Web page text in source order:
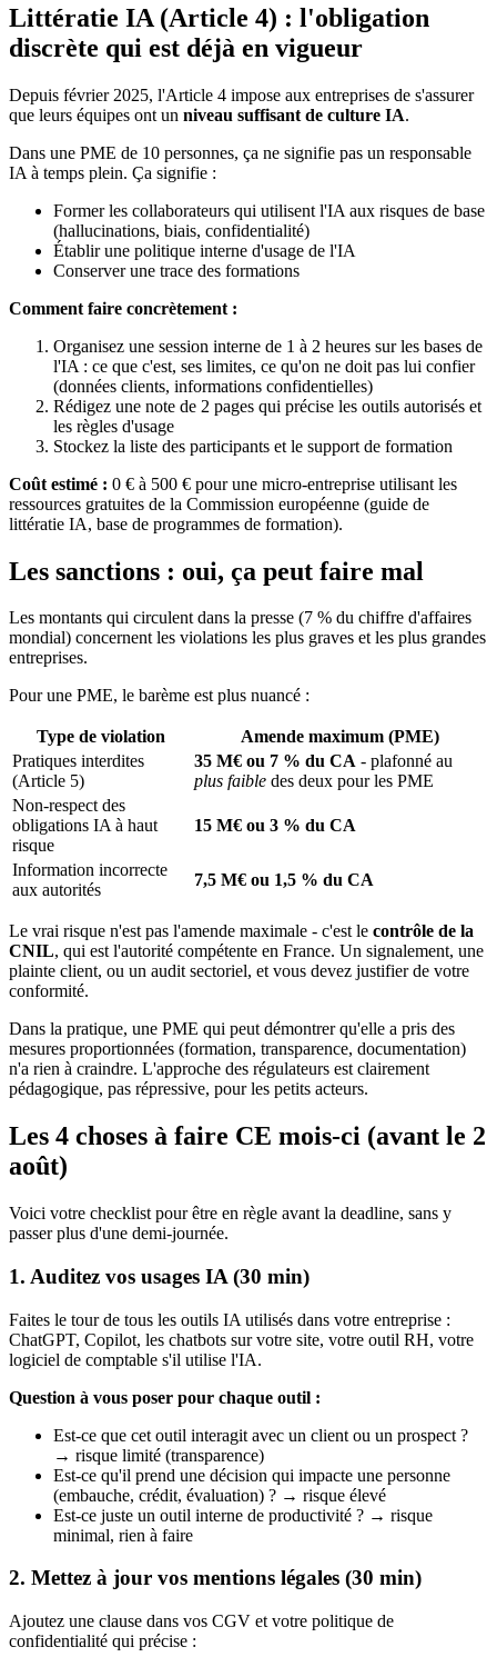
Littératie IA (Article 4) : l'obligation
discrète qui est déjà en vigueur
Depuis février 2025, l'Article 4 impose aux entreprises de s'assurer
que leurs équipes ont un niveau suffisant de culture IA.
Dans une PME de 10 personnes, ça ne signifie pas un responsable
IA à temps plein. Ça signifie :
Former les collaborateurs qui utilisent l'IA aux risques de base
(hallucinations, biais, confidentialité)
Établir une politique interne d'usage de l'IA
Conserver une trace des formations
Comment faire concrètement :
Organisez une session interne de 1 à 2 heures sur les bases de
l'IA : ce que c'est, ses limites, ce qu'on ne doit pas lui confier
(données clients, informations confidentielles)
Rédigez une note de 2 pages qui précise les outils autorisés et
les règles d'usage
Stockez la liste des participants et le support de formation
Coût estimé : 0 € à 500 € pour une micro-entreprise utilisant les
ressources gratuites de la Commission européenne (guide de
littératie IA, base de programmes de formation).
Les sanctions : oui, ça peut faire mal
Les montants qui circulent dans la presse (7 % du chiffre d'affaires
mondial) concernent les violations les plus graves et les plus grandes
entreprises.
Pour une PME, le barème est plus nuancé :
Type de violation
Amende maximum (PME)
Pratiques interdites
(Article 5)
35 M€ ou 7 % du CA - plafonné au
plus faible des deux pour les PME
Non-respect des
obligations IA à haut
risque
15 M€ ou 3 % du CA
Information incorrecte
aux autorités
7,5 M€ ou 1,5 % du CA
Le vrai risque n'est pas l'amende maximale - c'est le contrôle de la
CNIL, qui est l'autorité compétente en France. Un signalement, une
plainte client, ou un audit sectoriel, et vous devez justifier de votre
conformité.
Dans la pratique, une PME qui peut démontrer qu'elle a pris des
mesures proportionnées (formation, transparence, documentation)
n'a rien à craindre. L'approche des régulateurs est clairement
pédagogique, pas répressive, pour les petits acteurs.
Les 4 choses à faire CE mois-ci (avant le 2
août)
Voici votre checklist pour être en règle avant la deadline, sans y
passer plus d'une demi-journée.
1. Auditez vos usages IA (30 min)
Faites le tour de tous les outils IA utilisés dans votre entreprise :
ChatGPT, Copilot, les chatbots sur votre site, votre outil RH, votre
logiciel de comptable s'il utilise l'IA.
Question à vous poser pour chaque outil :
Est-ce que cet outil interagit avec un client ou un prospect ?
→ risque limité (transparence)
Est-ce qu'il prend une décision qui impacte une personne
(embauche, crédit, évaluation) ? → risque élevé
Est-ce juste un outil interne de productivité ? → risque
minimal, rien à faire
2. Mettez à jour vos mentions légales (30 min)
Ajoutez une clause dans vos CGV et votre politique de
confidentialité qui précise :